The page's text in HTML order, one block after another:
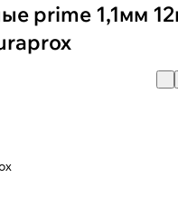
prime 1,1мм